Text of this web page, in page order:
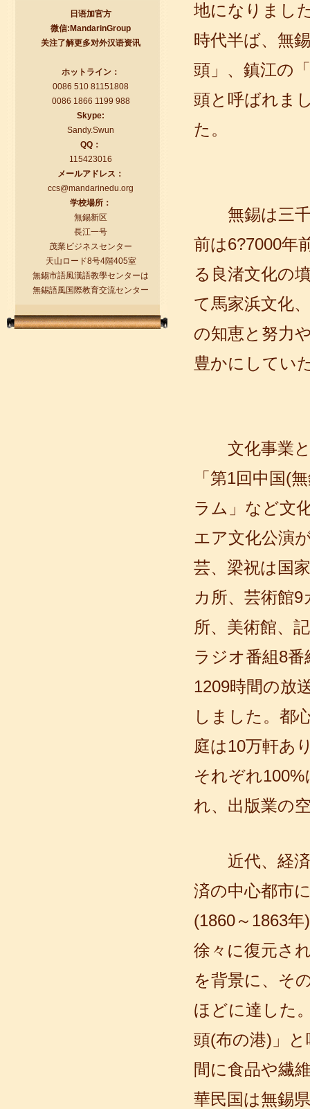
語風国際教育交流グループ語風漢語セ
ンターの優秀な生徒である付泽东さん
の感想： 皆さん、こんにちは！私の中
語風国際教育交流グループ語風漢語セ
ンターの優秀な生徒である任代利さん
日语加官方
微信:MandarinGroup
关注了解更多对外汉语资讯
ホットライン：
0086 510 81151808
0086 1866 1199 988
Skype:
Sandy.Swun
QQ：
115423016
メールアドレス：
ccs@mandarinedu.org
学校場所：
無錫新区
長江一号
茂業ビジネスセンター
天山ロード8号4階405室
無錫市語風漢語教學センターは
無錫語風国際教育交流センター
地になりまし
時代半ば、無
頭」、鎮江の
頭と呼ばれま
た。
無錫は三千
前は6?7000年
る良渚文化の
て馬家浜文化
の知恵と努力
豊かにしてい
文化事業と
「第1回中国(
ラム」など文
エア文化公演
芸、梁祝は国
カ所、芸術館
所、美術館、
ラジオ番組8
1209時間の放
しました。都
庭は10万軒あ
それぞれ
れ、出版業の
近代、経済
済の中心都市
(1860～1863
徐々に復元さ
を背景に、そ
ほどに達した
頭(布の港)」
間に食品や繊
華民国は無錫